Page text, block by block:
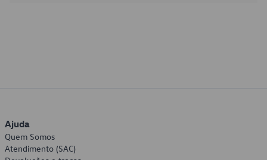
Ajuda
Quem Somos
Atendimento (SAC)